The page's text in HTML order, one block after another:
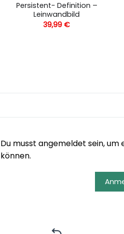
Persistent- Definition –
Leinwandbild
39,99€
Du musst angemeldet sein, um
können.